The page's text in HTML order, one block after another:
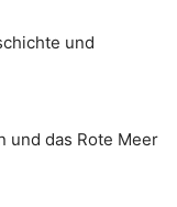
und
und das Rote Meer